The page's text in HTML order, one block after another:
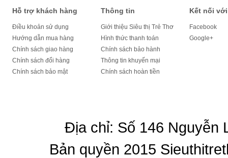
Hỗ trợ khách hàng
Điều khoản sử dụng
Hướng dẫn mua hàng
Chính sách giao hàng
Chính sách đổi hàng
Chính sách bảo mật
Thông tin
Giới thiệu Siêu thị Trẻ Thơ
Hình thức thanh toán
Chính sách bảo hành
Thông tin khuyến mại
Chính sách hoàn tiền
Kết nối
Facebook
Google+
Địa chỉ: Số 146 Nguyễn
Bản quyền 2015